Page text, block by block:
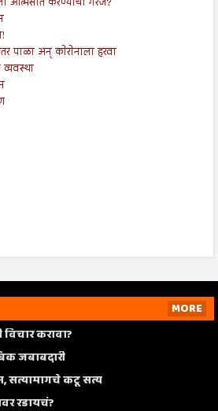
पाळा अन् कोरोनाला हरवा
MORE
विचार करावा?
जबाबदारी
सत्यामागचे कटू सत्य
रडायचं?